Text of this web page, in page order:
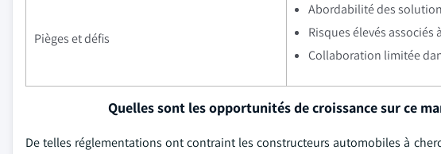
Pièges et défis
Abordabilité des
Risques élevés
Collaboration limitée
Quelles sont les opportunités de croissance sur ce
De telles réglementations ont contraint les constructeurs automobiles à